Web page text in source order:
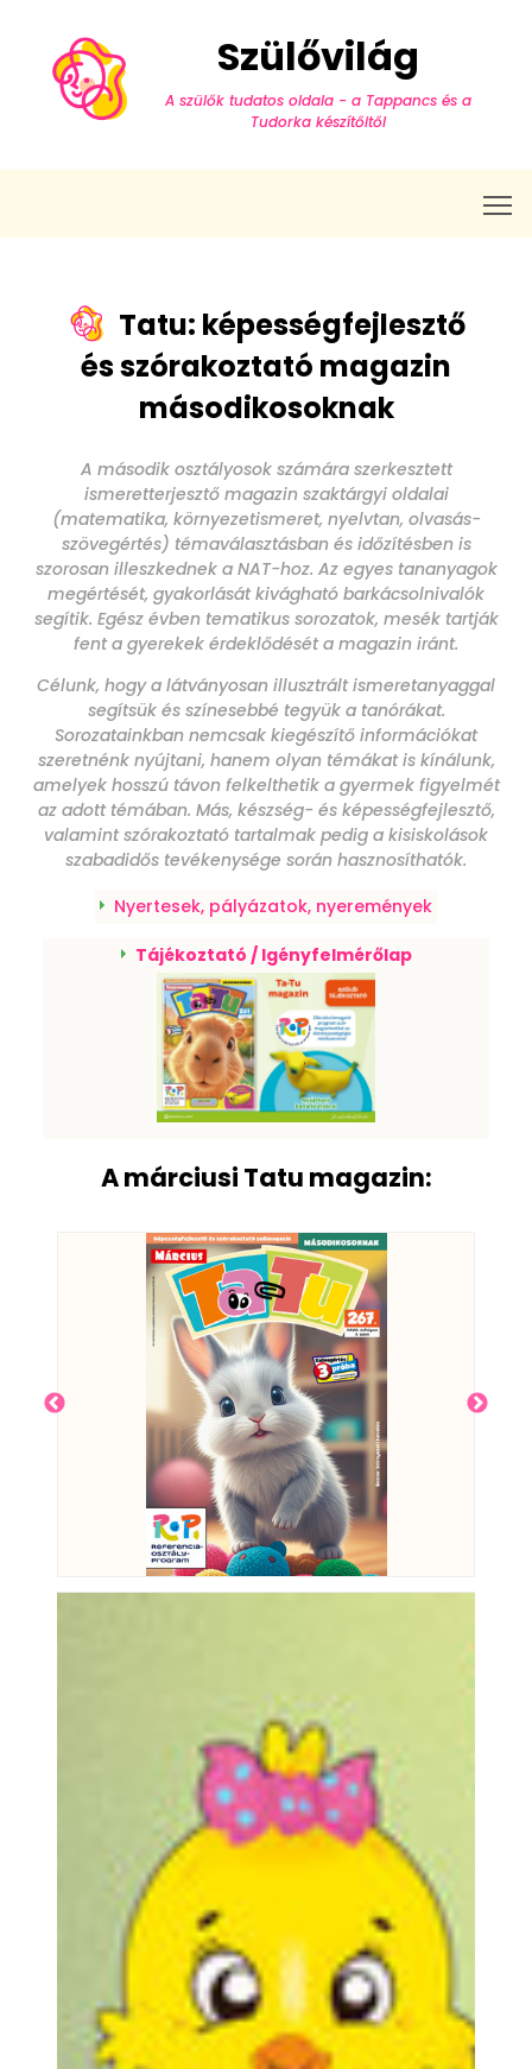
Szülővilág
A szülők tudatos oldala - a Tappancs és a
Tudorka készítőitől
Tatu: képességfejlesztő
és szórakoztató magazin
másodikosoknak
A második osztályosok számára szerkesztett
ismeretterjesztő magazin szaktárgyi oldalai
(matematika, környezetismeret, nyelvtan, olvasás-
szövegértés) témaválasztásban és időzítésben is
szorosan illeszkednek a NAT-hoz. Az egyes tananyagok
megértését, gyakorlását kivágható barkácsolnivalók
segítik. Egész évben tematikus sorozatok, mesék tartják
fent a gyerekek érdeklődését a magazin iránt.
Célunk, hogy a látványosan illusztrált ismeretanyaggal
segítsük és színesebbé tegyük a tanórákat.
Sorozatainkban nemcsak kiegészítő információkat
szeretnénk nyújtani, hanem olyan témákat is kínálunk,
amelyek hosszú távon felkelthetik a gyermek figyelmét
az adott témában. Más, készség- és képességfejlesztő,
valamint szórakoztató tartalmak pedig a kisiskolások
szabadidős tevékenysége során hasznosíthatók.
Nyertesek, pályázatok, nyeremények
Tájékoztató / Igényfelmérőlap
A márciusi Tatu magazin: